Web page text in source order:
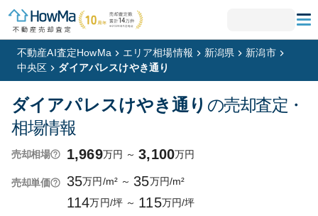
不動産AI査定HowMa エリア相場情報 新潟県
新潟市
中央区
ダイアパレスけやき通り
ダイアパレスけやき通り の売却査定・
相場情報
売却相場 1,969万円 ～ 3,100万円
売却単価 35万円/m² ～ 35万円/m²
114万円/坪 ～ 115万円/坪